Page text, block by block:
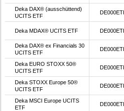
Deka DAX® (ausschüttend)
UCITS ETF
Deka MDAX® UCITS ETF
Deka DAX® ex Financials 30
UCITS ETF
Deka EURO STOXX 50®
UCITS ETF
Deka STOXX Europe 50®
UCITS ETF
Deka MSCI Europe UCITS
ETF